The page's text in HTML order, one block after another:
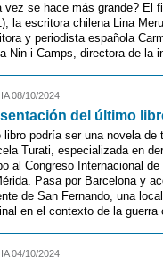
vez se hace más grande? El
la escritora chilena Lina
y periodista española
Nin i Camps, directora de la
08/10/2024
del último
libro podría ser una novela
Turati, especializada en
al Congreso Internacional
Pasa por Barcelona y
de San Fernando, una
en el contexto de la guerra
04/10/2024